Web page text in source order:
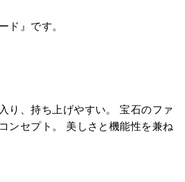
ド』です。
り、持ち上げやすい。 宝石のファ
ンセプト。 美しさと機能性を兼ね